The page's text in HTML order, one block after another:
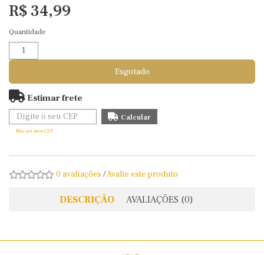
R$ 34,99
Quantidade
Esgotado
Estimar frete
Não sei meu CEP
0 avaliações /Avalie este produto
DESCRIÇÃO AVALIAÇÕES (0)